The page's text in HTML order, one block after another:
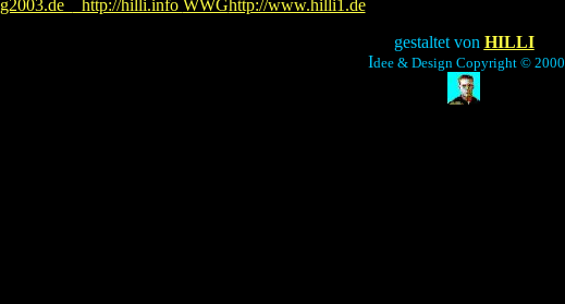
http://hilli.info WWGhttp://www.hilli1.de
gestaltet von HILLI
Idee & Design Copyright © 2000